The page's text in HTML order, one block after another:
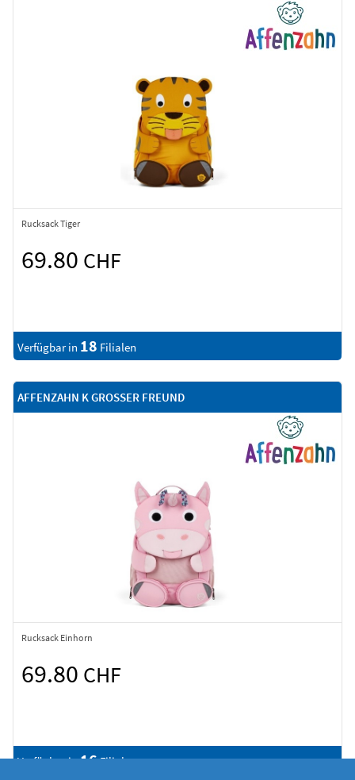
Rucksack Tiger
69.80 CHF
Verfügbar in 18 Filialen
AFFENZAHN K GROSSER FREUND
Rucksack Einhorn
69.80 CHF
Verfügbar in16Filialen